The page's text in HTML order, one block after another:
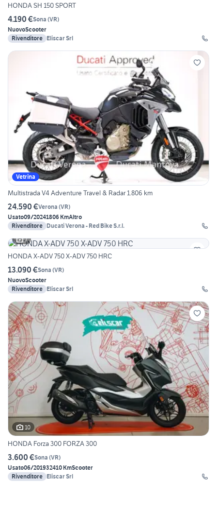
HONDA SH 150 SPORT
4.190 €Sona (VR)
NuovoScooter
Rivenditore Eliscar Srl
Vetrina
Multistrada V4 Adventure Travel & Radar 1.806 km
24.590 €Verona (VR)
Usato09/20241806 KmAltro
Rivenditore Ducati Verona - Red Bike S.r.l.
7
HONDA X-ADV 750 X-ADV 750 HRC
13.090 €Sona (VR)
NuovoScooter
Rivenditore Eliscar Srl
10
HONDA Forza 300 FORZA 300
3.600 €Sona (VR)
Usato06/201932410 KmScooter
Rivenditore Eliscar Srl